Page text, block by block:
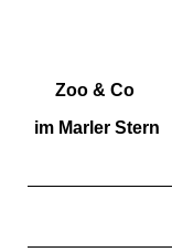
Zoo & Co
im Marler Stern